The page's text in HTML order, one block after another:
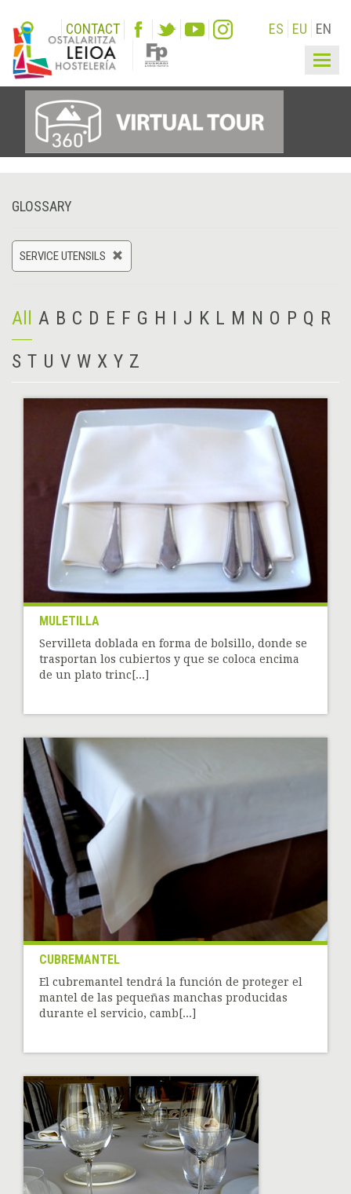
CONTACT ES EU EN
GLOSSARY
SERVICE UTENSILS
All A B C D E F G H I J K L M N O P Q R
S T U V W X Y Z
MULETILLA
Servilleta doblada en forma de bolsillo, donde se
trasportan los cubiertos y que se coloca encima
de un plato trinc[...]
CUBREMANTEL
El cubremantel tendrá la función de proteger el
mantel de las pequeñas manchas producidas
durante el servicio, camb[...]